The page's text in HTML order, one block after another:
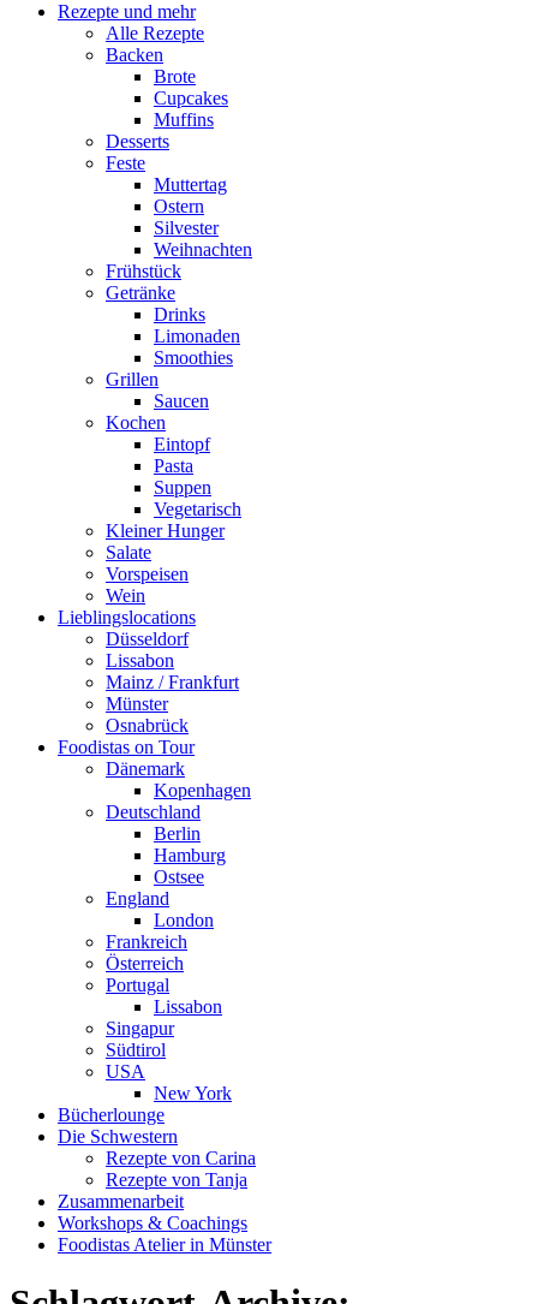
Rezepte und mehr
Alle Rezepte
Backen
Brote
Cupcakes
Muffins
Desserts
Feste
Muttertag
Ostern
Silvester
Weihnachten
Frühstück
Getränke
Drinks
Limonaden
Smoothies
Grillen
Saucen
Kochen
Eintopf
Pasta
Suppen
Vegetarisch
Kleiner Hunger
Salate
Vorspeisen
Wein
Lieblingslocations
Düsseldorf
Lissabon
Mainz / Frankfurt
Münster
Osnabrück
Foodistas on Tour
Dänemark
Kopenhagen
Deutschland
Berlin
Hamburg
Ostsee
England
London
Frankreich
Österreich
Portugal
Lissabon
Singapur
Südtirol
USA
New York
Bücherlounge
Die Schwestern
Rezepte von Carina
Rezepte von Tanja
Zusammenarbeit
Workshops & Coachings
Foodistas Atelier in Münster